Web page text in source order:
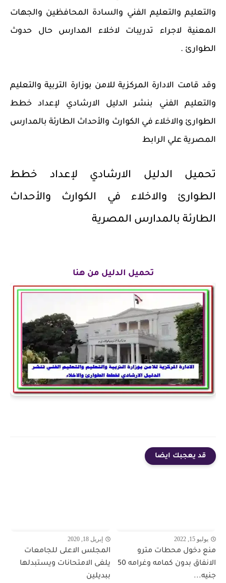
والتعليم والتعليم الفني والسادة المحافظين والجهات
المعنية لاجراء تدريبات لاخلاء المدارس حال حدوث
الطوارئ .
وقد قامت الادارة المركزية للامن بوزارة التربية والتعليم
والتعليم الفني بنشر الدليل الارشادي لإعداد خطط
الطوارئ والاخلاء في الكوارث والأحداث الطارئة بالمدارس
المصرية علي الرابط
تحميل الدليل الارشادي لإعداد خطط
الطوارئ والاخلاء في الكوارث والأحداث
الطارئة بالمدارس المصرية
تحميل الدليل من هنا
قد يعجبك ايضا
يوليو 15, 2022
منع دخول محطات مترو
الانفاق بدون كمامه وغرامه 50
جنيه...
إبريل 18, 2020
المجلس الاعلى للجامعات
يلغى الامتحانات ويستبدلها
ببديلين